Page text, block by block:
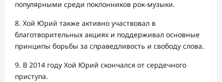
популярными среди поклонников рок-музыки.
8. Хой Юрий также активно участвовал в
благотворительных акциях и поддерживал основные
принципы борьбы за справедливость и свободу слова.
9. В 2014 году Хой Юрий скончался от сердечного
приступа.